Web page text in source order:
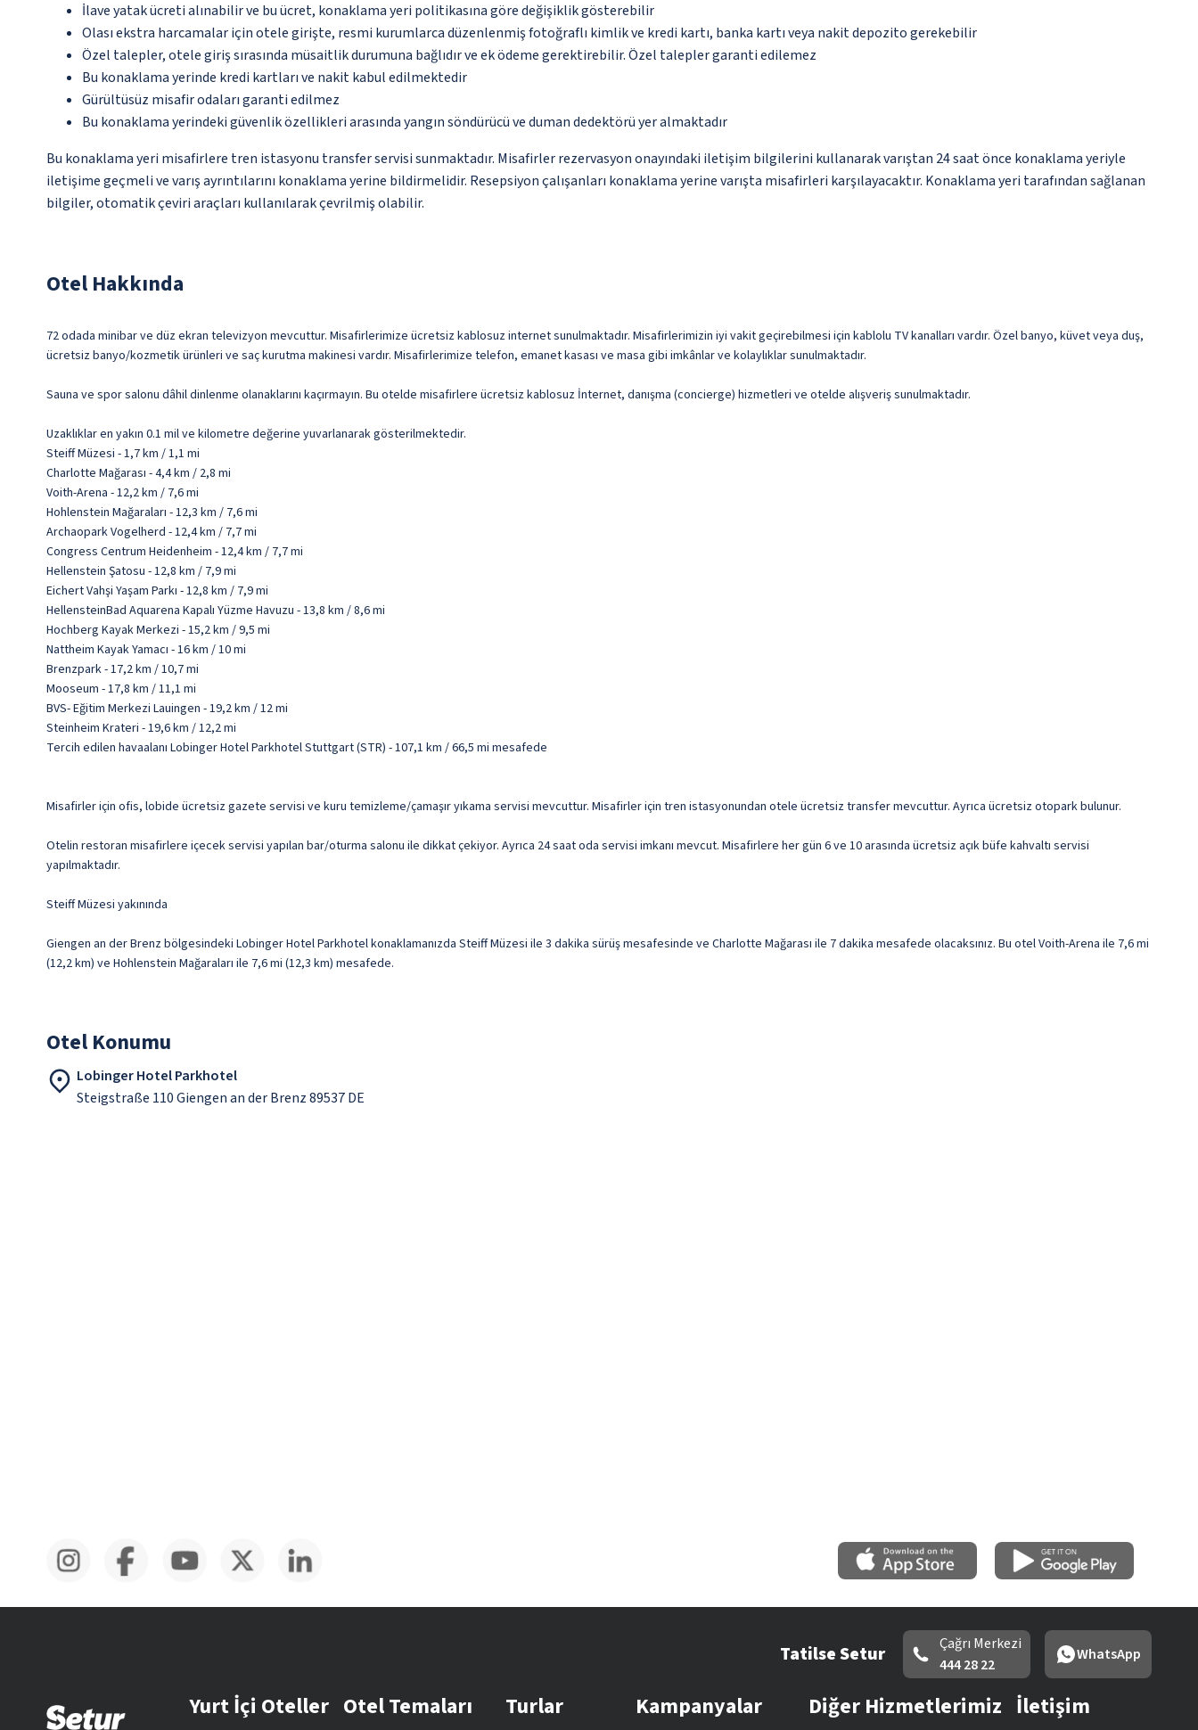
İlave yatak ücreti alınabilir ve bu ücret, konaklama yeri politikasına göre değişiklik gösterebilir
Olası ekstra harcamalar için otele girişte, resmi kurumlarca düzenlenmiş fotoğraflı kimlik ve kredi kartı, banka kartı veya nakit depozito gerekebilir
Özel talepler, otele giriş sırasında müsaitlik durumuna bağlıdır ve ek ödeme gerektirebilir. Özel talepler garanti edilemez
Bu konaklama yerinde kredi kartları ve nakit kabul edilmektedir
Gürültüsüz misafir odaları garanti edilmez
Bu konaklama yerindeki güvenlik özellikleri arasında yangın söndürücü ve duman dedektörü yer almaktadır
Bu konaklama yeri misafirlere tren istasyonu transfer servisi sunmaktadır. Misafirler rezervasyon onayındaki iletişim bilgilerini kullanarak varıştan 24 saat önce konaklama yeriyle
iletişime geçmeli ve varış ayrıntılarını konaklama yerine bildirmelidir. Resepsiyon çalışanları konaklama yerine varışta misafirleri karşılayacaktır. Konaklama yeri tarafından sağlanan
bilgiler, otomatik çeviri araçları kullanılarak çevrilmiş olabilir.
Otel Hakkında
72 odada minibar ve düz ekran televizyon mevcuttur. Misafirlerimize ücretsiz kablosuz internet sunulmaktadır. Misafirlerimizin iyi vakit geçirebilmesi için kablolu TV kanalları vardır. Özel banyo, küvet veya duş,
ücretsiz banyo/kozmetik ürünleri ve saç kurutma makinesi vardır. Misafirlerimize telefon, emanet kasası ve masa gibi imkânlar ve kolaylıklar sunulmaktadır.
Sauna ve spor salonu dâhil dinlenme olanaklarını kaçırmayın. Bu otelde misafirlere ücretsiz kablosuz İnternet, danışma (concierge) hizmetleri ve otelde alışveriş sunulmaktadır.
Uzaklıklar en yakın 0.1 mil ve kilometre değerine yuvarlanarak gösterilmektedir.
Steiff Müzesi - 1,7 km / 1,1 mi
Charlotte Mağarası - 4,4 km / 2,8 mi
Voith-Arena - 12,2 km / 7,6 mi
Hohlenstein Mağaraları - 12,3 km / 7,6 mi
Archaopark Vogelherd - 12,4 km / 7,7 mi
Congress Centrum Heidenheim - 12,4 km / 7,7 mi
Hellenstein Şatosu - 12,8 km / 7,9 mi
Eichert Vahşi Yaşam Parkı - 12,8 km / 7,9 mi
HellensteinBad Aquarena Kapalı Yüzme Havuzu - 13,8 km / 8,6 mi
Hochberg Kayak Merkezi - 15,2 km / 9,5 mi
Nattheim Kayak Yamacı - 16 km / 10 mi
Brenzpark - 17,2 km / 10,7 mi
Mooseum - 17,8 km / 11,1 mi
BVS- Eğitim Merkezi Lauingen - 19,2 km / 12 mi
Steinheim Krateri - 19,6 km / 12,2 mi
Tercih edilen havaalanı Lobinger Hotel Parkhotel Stuttgart (STR) - 107,1 km / 66,5 mi mesafede
Misafirler için ofis, lobide ücretsiz gazete servisi ve kuru temizleme/çamaşır yıkama servisi mevcuttur. Misafirler için tren istasyonundan otele ücretsiz transfer mevcuttur. Ayrıca ücretsiz otopark bulunur.
Otelin restoran misafirlere içecek servisi yapılan bar/oturma salonu ile dikkat çekiyor. Ayrıca 24 saat oda servisi imkanı mevcut. Misafirlere her gün 6 ve 10 arasında ücretsiz açık büfe kahvaltı servisi
yapılmaktadır.
Steiff Müzesi yakınında
Giengen an der Brenz bölgesindeki Lobinger Hotel Parkhotel konaklamanızda Steiff Müzesi ile 3 dakika sürüş mesafesinde ve Charlotte Mağarası ile 7 dakika mesafede olacaksınız. Bu otel Voith-Arena ile 7,6 mi
(12,2 km) ve Hohlenstein Mağaraları ile 7,6 mi (12,3 km) mesafede.
Otel Konumu
Lobinger Hotel Parkhotel
Steigstraße 110 Giengen an der Brenz 89537 DE
Tatilse Setur
Çağrı Merkezi
444 28 22
WhatsApp
Yurt İçi Oteller Otel Temaları Turlar Kampanyalar Diğer Hizmetlerimiz İletişim